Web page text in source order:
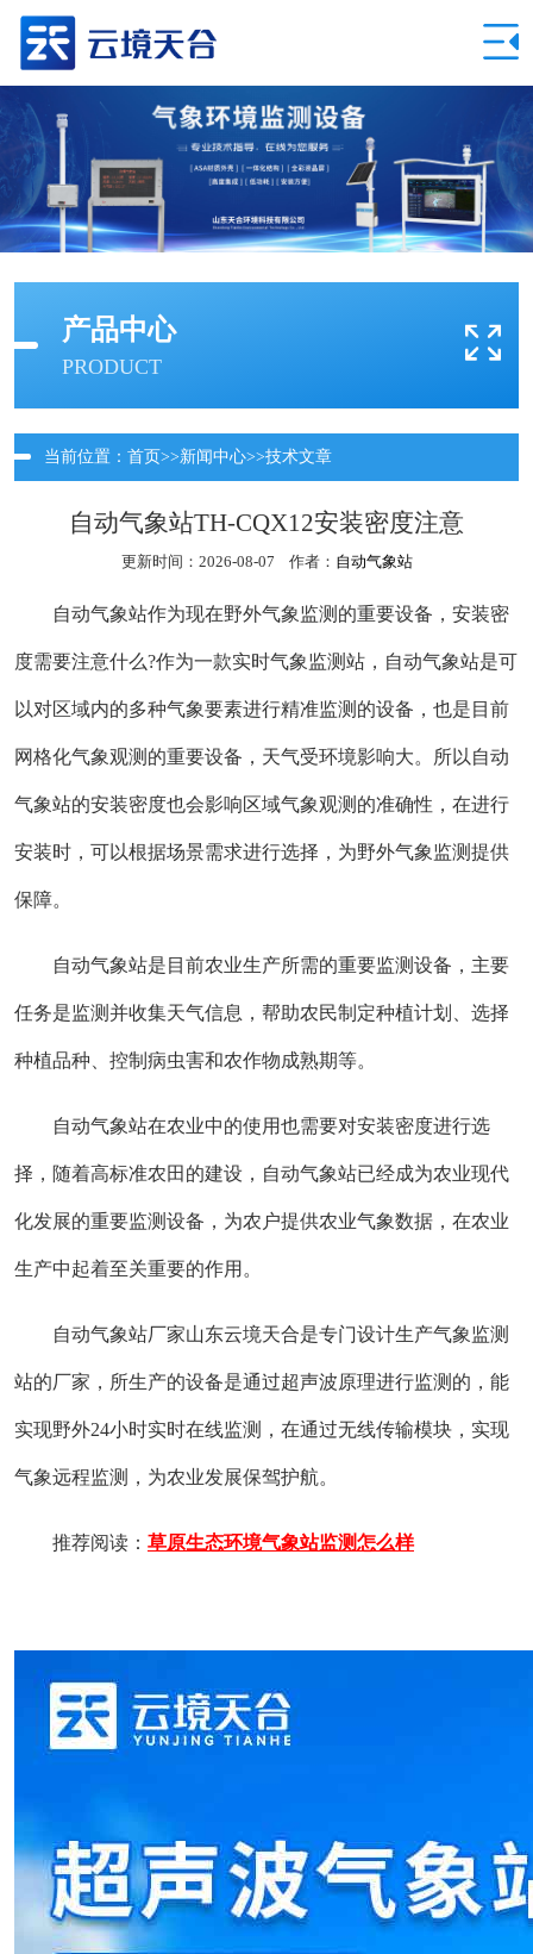
产品中心
PRODUCT
当前位置： 首页>>新闻中心>>技术文章
自动气象站TH-CQX12安装密度注意
更新时间：2026-08-07 作者： 自动气象站
自动气象站作为现在野外气象监测的重要设备，安装密
度需要注意什么?作为一款实时气象监测站，自动气象站是可
以对区域内的多种气象要素进行精准监测的设备，也是目前
网格化气象观测的重要设备，天气受环境影响大。所以自动
气象站的安装密度也会影响区域气象观测的准确性，在进行
安装时，可以根据场景需求进行选择，为野外气象监测提供
保障。
自动气象站是目前农业生产所需的重要监测设备，主要
任务是监测并收集天气信息，帮助农民制定种植计划、选择
种植品种、控制病虫害和农作物成熟期等。
自动气象站在农业中的使用也需要对安装密度进行选
择，随着高标准农田的建设，自动气象站已经成为农业现代
化发展的重要监测设备，为农户提供农业气象数据，在农业
生产中起着至关重要的作用。
自动气象站厂家山东云境天合是专门设计生产气象监测
站的厂家，所生产的设备是通过超声波原理进行监测的，能
实现野外24小时实时在线监测，在通过无线传输模块，实现
气象远程监测，为农业发展保驾护航。
推荐阅读： 草原生态环境气象站监测怎么样